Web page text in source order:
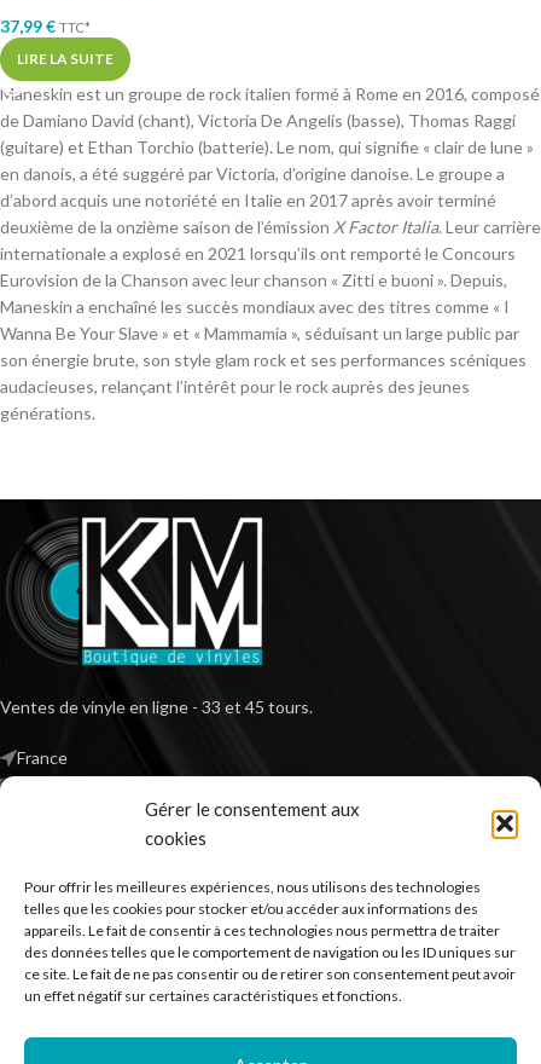
Gérer le consentement aux
cookies
Pour offrir les meilleures expériences, nous utilisons des technologies
telles que les cookies pour stocker et/ou accéder aux informations des
appareils. Le fait de consentir à ces technologies nous permettra de traiter
des données telles que le comportement de navigation ou les ID uniques sur
ce site. Le fait de ne pas consentir ou de retirer son consentement peut avoir
un effet négatif sur certaines caractéristiques et fonctions.
37,99€ TTC*
LIRE LA SUITE
Maneskin est un groupe de rock italien formé à Rome en 2016, composé
de Damiano David (chant), Victoria De Angelis (basse), Thomas Raggi
(guitare) et Ethan Torchio (batterie). Le nom, qui signifie « clair de lune »
en danois, a été suggéré par Victoria, d’origine danoise. Le groupe a
d’abord acquis une notoriété en Italie en 2017 après avoir terminé
deuxième de la onzième saison de l’émission X Factor Italia. Leur carrière
internationale a explosé en 2021 lorsqu’ils ont remporté le Concours
Eurovision de la Chanson avec leur chanson « Zitti e buoni ». Depuis,
Maneskin a enchaîné les succès mondiaux avec des titres comme « I
Wanna Be Your Slave » et « Mammamia », séduisant un large public par
son énergie brute, son style glam rock et ses performances scéniques
audacieuses, relançant l’intérêt pour le rock auprès des jeunes
générations.
Ventes de vinyle en ligne - 33 et 45 tours.
France
*TVA non applicable – article 293 B du CGI
RECHERCHER DES PRODUITS
NOS SERVICES